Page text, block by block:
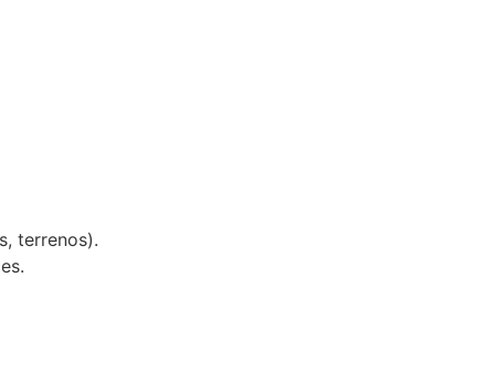
terrenos).